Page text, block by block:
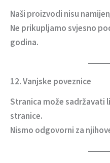
Naši proizvodi nisu
Ne prikupljamo svjesno
godina.
12. Vanjske poveznice
Stranica može sadržavati
stranice.
Nismo odgovorni za